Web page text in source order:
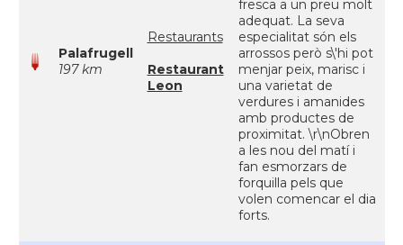
Palafrugell
197 km
Restaurants
Restaurant
Leon
fresca a un preu molt
adequat. La seva
especialitat són els
arrossos però s\'hi pot
menjar peix, marisc i
una varietat de
verdures i amanides
amb productes de
proximitat. \r\nObren
a les nou del matí i
fan esmorzars de
forquilla pels que
volen comencar el dia
forts.